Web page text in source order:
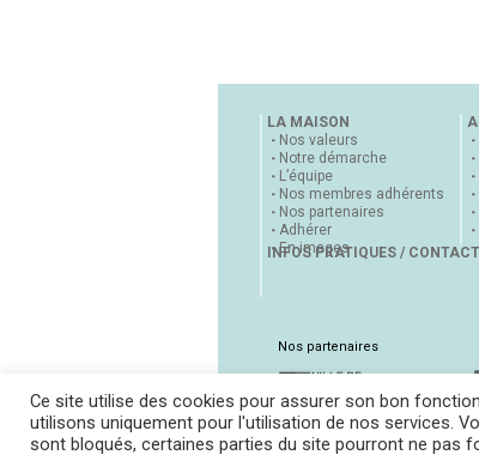
LA MAISON
Nos valeurs
Notre démarche
L’équipe
Nos membres adhérents
Nos partenaires
Adhérer
En images
INFOS PRATIQUES / CONTACT
Nos partenaires
Ce site utilise des cookies pour assurer son bon
utilisons uniquement pour l'utilisation de nos services.
sont bloqués, certaines parties du site pourront ne pas